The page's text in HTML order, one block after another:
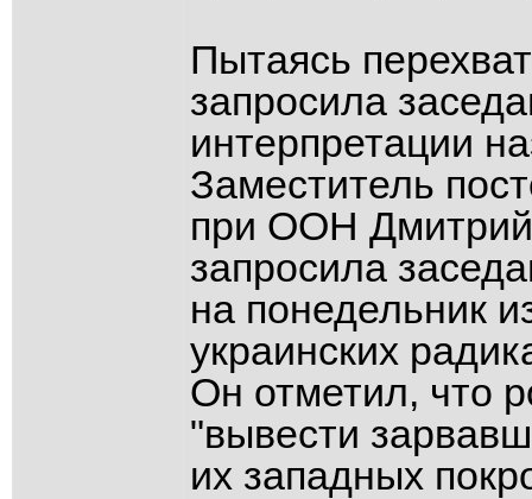
Пытаясь
запросила
интерпретации
Заместитель
при ООН
запросила
на понедельник
украинских
Он отметил, что
"вывести
их западных